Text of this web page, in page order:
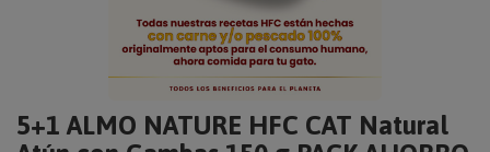
5+1 ALMO NATURE HFC CAT Natural